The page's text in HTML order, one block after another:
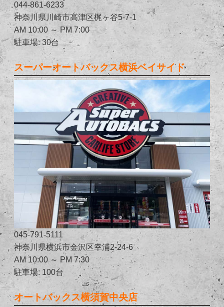
044-861-6233
神奈川県川崎市高津区梶ヶ谷5-7-1
AM 10:00 ～ PM 7:00
駐車場: 30台
スーパーオートバックス横浜ベイサイド
045-791-5111
神奈川県横浜市金沢区幸浦2-24-6
AM 10:00 ～ PM 7:30
駐車場: 100台
オートバックス横須賀中央店